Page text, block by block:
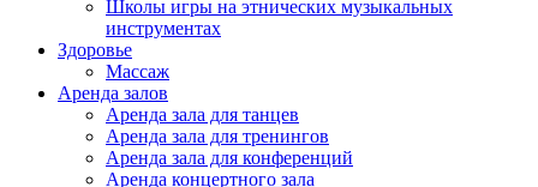
Школы игры на этнических музыкальных
инструментах
Здоровье
Массаж
Аренда залов
Аренда зала для танцев
Аренда зала для тренингов
Аренда зала для конференций
Аренда концертного зала